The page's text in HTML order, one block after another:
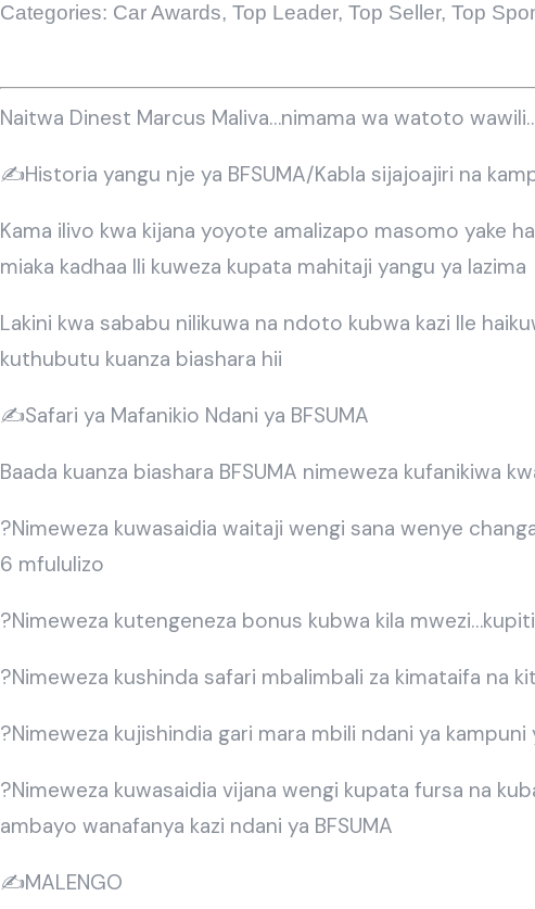
Categories: Car Awards, Top Leader, Top Seller, Top
Naitwa Dinest Marcus Maliva…nimama wa watoto
✍️Historia yangu nje ya BFSUMA/Kabla sijajoajiri na
Kama ilivo kwa kijana yoyote amalizapo masomo yake
miaka kadhaa Ili kuweza kupata mahitaji yangu ya lazima
Lakini kwa sababu nilikuwa na ndoto kubwa kazi Ile
kuthubutu kuanza biashara hii
✍️Safari ya Mafanikio Ndani ya BFSUMA
Baada kuanza biashara BFSUMA nimeweza kufanikiwa
?Nimeweza kuwasaidia waitaji wengi sana wenye
6 mfululizo
?Nimeweza kutengeneza bonus kubwa kila
?Nimeweza kushinda safari mbalimbali za kimataifa na
?Nimeweza kujishindia gari mara mbili ndani ya kampuni
?Nimeweza kuwasaidia vijana wengi kupata fursa na
ambayo wanafanya kazi ndani ya BFSUMA
✍️MALENGO